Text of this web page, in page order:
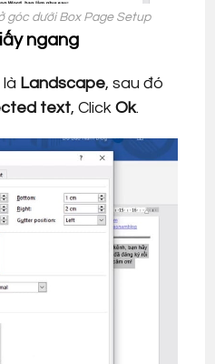
góc dưới Box Page Setup
ngang
là Landscape, sau đó
text, ClickOk.